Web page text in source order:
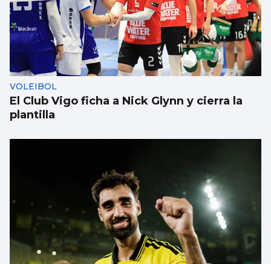
SANIDAD
Pacientes de Vigo participan en un estudio
sobre hemodiálisis
VOLEIBOL
El Club Vigo ficha a Nick Glynn y cierra la
plantilla